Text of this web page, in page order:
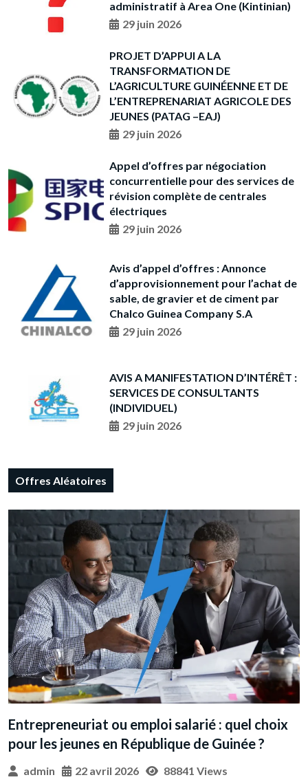
administratif à Area One (Kintinian)
29 juin 2026
PROJET D’APPUI A LA
TRANSFORMATION DE
L’AGRICULTURE GUINÉENNE ET DE
L’ENTREPRENARIAT AGRICOLE DES
JEUNES (PATAG –EAJ)
29 juin 2026
Appel d’offres par négociation
concurrentielle pour des services de
révision complète de centrales
électriques
29 juin 2026
Avis d’appel d’offres : Annonce
d’approvisionnement pour l’achat de
sable, de gravier et de ciment par
Chalco Guinea Company S.A
29 juin 2026
AVIS A MANIFESTATION D’INTÉRÊT :
SERVICES DE CONSULTANTS
(INDIVIDUEL)
29 juin 2026
Offres Aléatoires
Entrepreneuriat ou emploi salarié : quel choix
pour les jeunes en République de Guinée ?
admin 22 avril 2026
88841 Views